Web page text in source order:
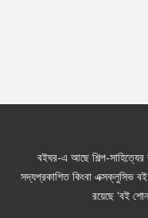
বইঘর-এ আছে শিল্প-সাহিত্যের
সদ্যপ্রকাশিত কিংবা
রয়েছে 'বই